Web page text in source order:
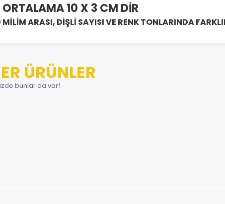
ORTALAMA 10 X 3 CM DİR
ARASI, DİŞLİ SAYISI VE RENK TONLARINDA
ÜRÜNLER
bunlar da var!